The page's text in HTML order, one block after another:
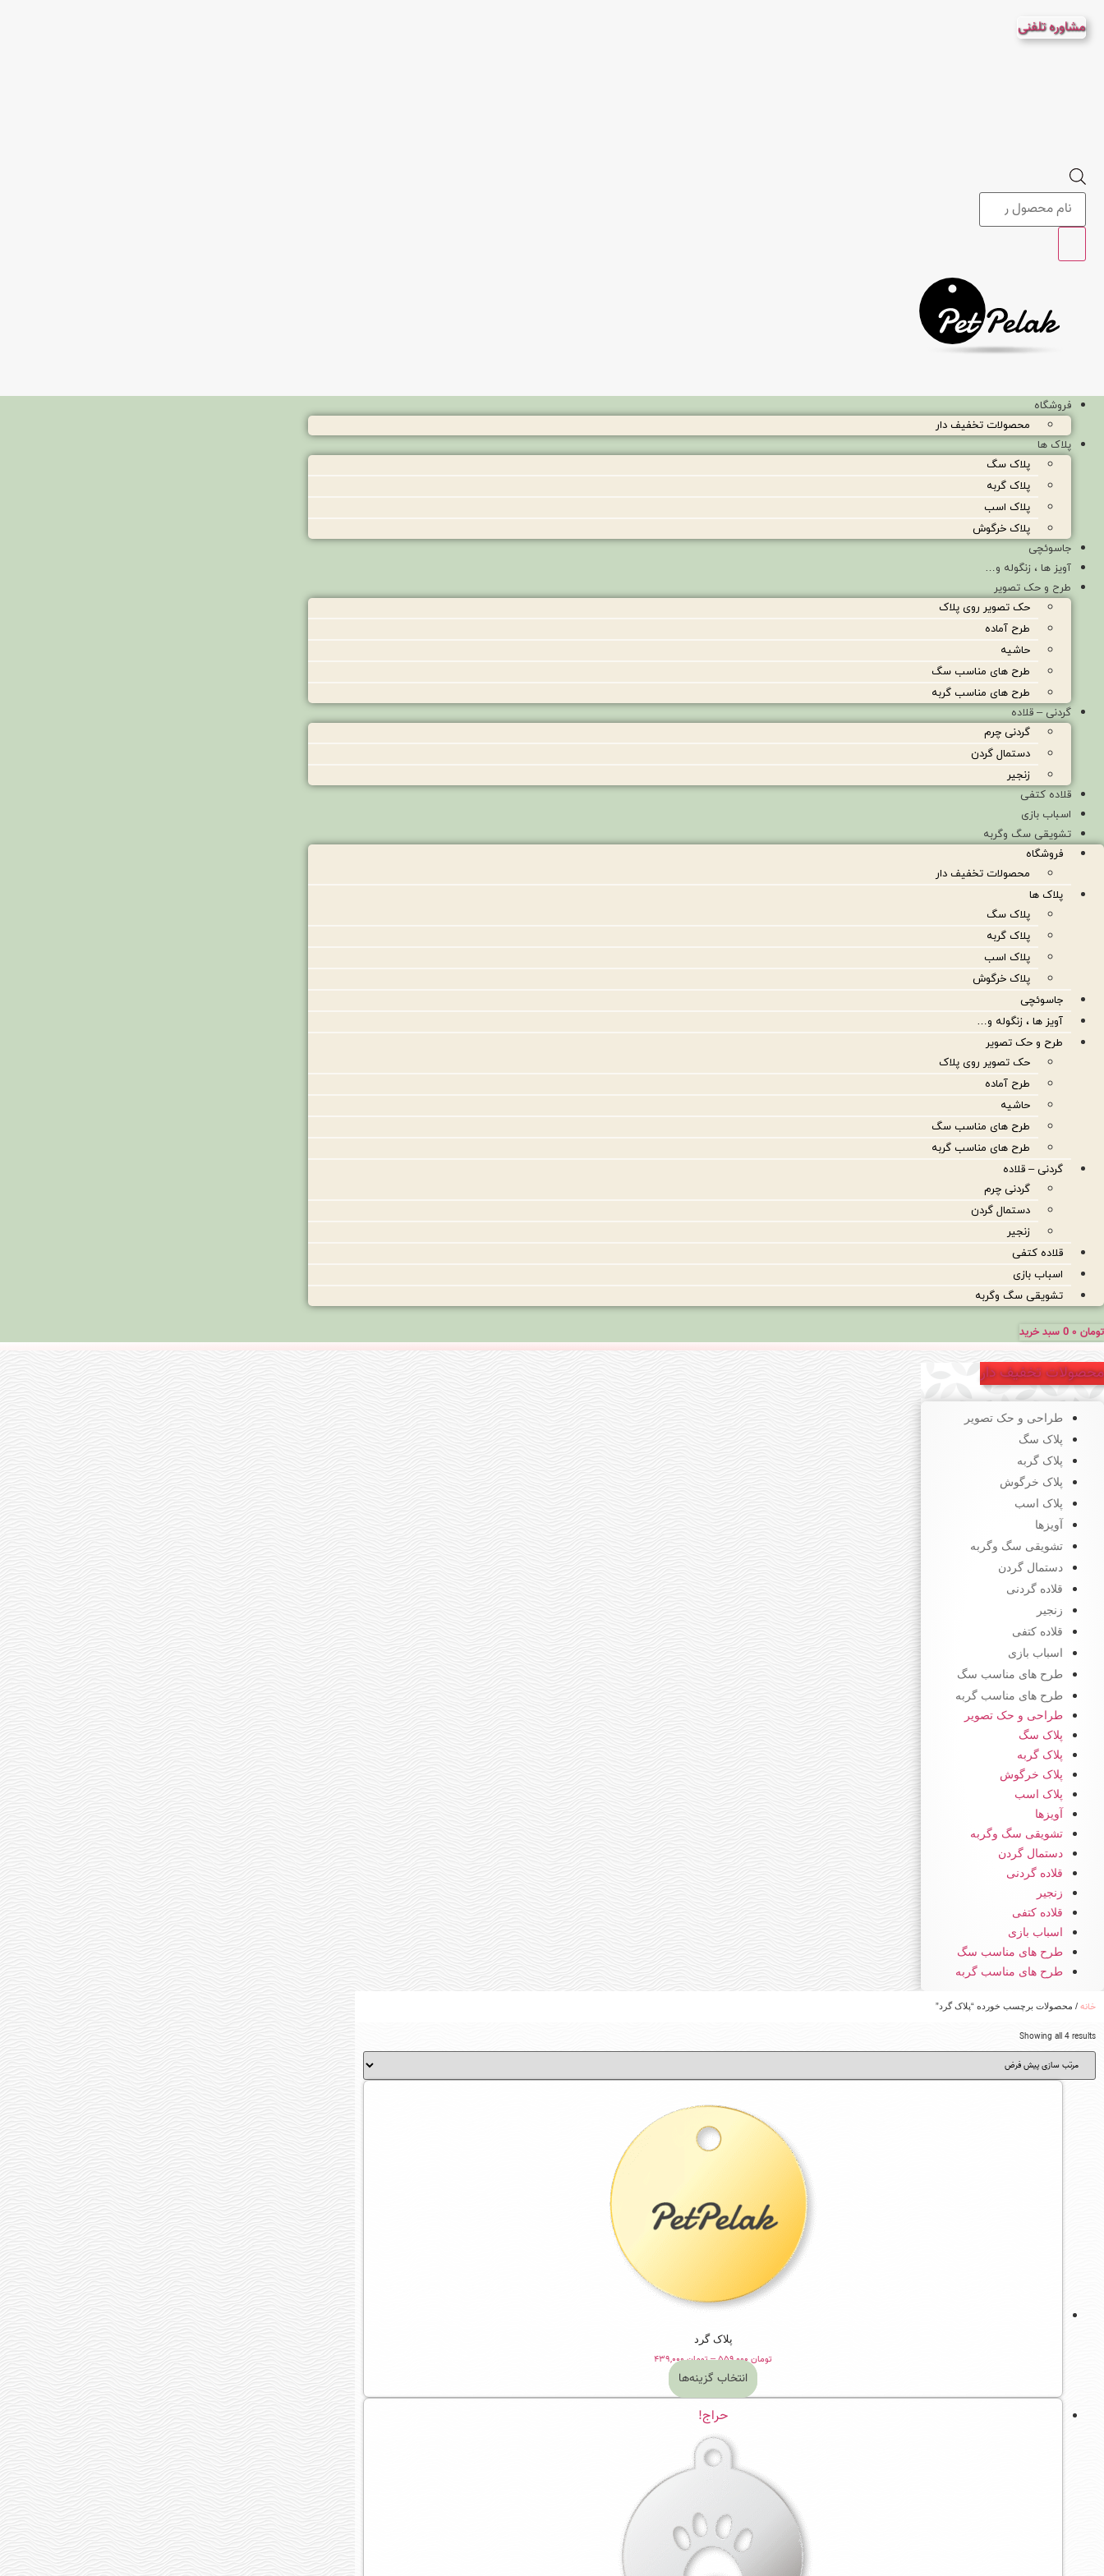
محتوا
مشاوره تلفنی
Products
search
فروشگاه
محصولات تخفیف دار
پلاک ها
پلاک سگ
پلاک گربه
پلاک اسب
پلاک خرگوش
جاسوئچی
آویز ها ، زنگوله و…
طرح و حک تصویر
حک تصویر روی پلاک
طرح آماده
حاشیه
طرح های مناسب سگ
طرح های مناسب گربه
گردنی – قلاده
گردنی چرم
دستمال گردن
زنجیر
قلاده کتفی
اسباب بازی
تشویقی سگ وگربه
فروشگاه
محصولات تخفیف دار
پلاک ها
پلاک سگ
پلاک گربه
پلاک اسب
پلاک خرگوش
جاسوئچی
آویز ها ، زنگوله و…
طرح و حک تصویر
حک تصویر روی پلاک
طرح آماده
حاشیه
طرح های مناسب سگ
طرح های مناسب گربه
گردنی – قلاده
گردنی چرم
دستمال گردن
زنجیر
قلاده کتفی
اسباب بازی
تشویقی سگ وگربه
تومان 0 سبد خرید
محصولات تخفیف دار
طراحی و حک تصویر
پلاک سگ
پلاک گربه
پلاک خرگوش
پلاک اسب
آویزها
تشویقی سگ وگربه
دستمال گردن
قلاده گردنی
زنجیر
قلاده کتفی
اسباب بازی
طرح های مناسب سگ
طرح های مناسب گربه
طراحی و حک تصویر
پلاک سگ
پلاک گربه
پلاک خرگوش
پلاک اسب
آویزها
تشویقی سگ وگربه
دستمال گردن
قلاده گردنی
زنجیر
قلاده کتفی
اسباب بازی
طرح های مناسب سگ
طرح های مناسب گربه
خانه / محصولات برچسب خورده “پلاک گرد”
Showing all 4 results
پلاک گرد
تومان۵۵۹,۰۰۰ –تومان۴۳۹,۰۰۰
through
انتخاب گزینه‌ها
این
محصول
دارای
انواع
مختلفی
باشد.
گزینه
ها
حراج!